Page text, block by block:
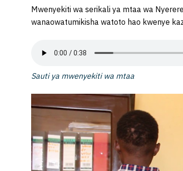
Mwenyekiti wa serikali ya mtaa wa
wanaowatumikisha watoto hao kwenye
Sauti ya mwenyekiti wa mtaa